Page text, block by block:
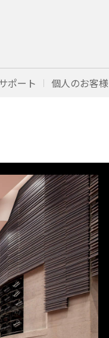
ポート 個人のお客様